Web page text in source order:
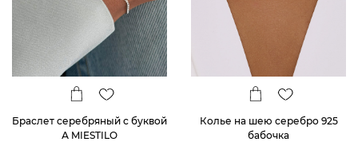
Браслет серебряный с буквой
А MIESTILO
Колье на шею серебро 925
бабочка